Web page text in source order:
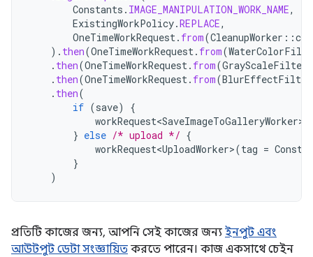
Constants . IMAGE_MANIPULATION_WORK_NAME,
ExistingWorkPolicy.REPLACE,
OneTimeWorkRequest. from(CleanupWorker ::
). then(OneTimeWorkRequest. from(
. then(OneTimeWorkRequest. from(
. then(OneTimeWorkRequest. from(
. then(
if (save)
{
workRequest<SaveImageToGalleryWorker>
} else /* upload */ {
workRequest<UploadWorker>(tag =
}
)
প্রতিটি কাজের জন্য, আপনি সেই কাজের জন্য ইনপুট এবং
আউটপুট ডেটা সংজ্ঞায়িত করতে পারেন। কাজ একসাথে চেইন